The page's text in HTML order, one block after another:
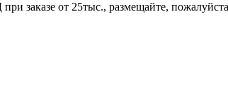
заказе от 25тыс., размещайте, пожалуйста,